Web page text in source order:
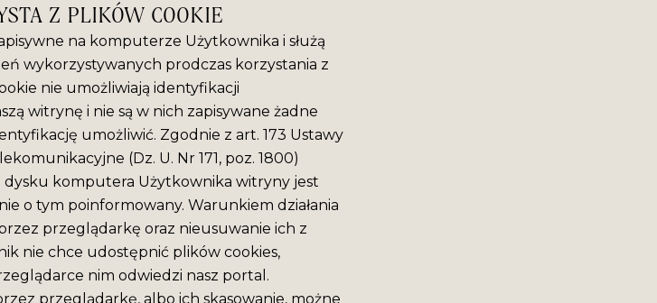
Z PLIKÓW COOKIE
na komputerze Użytkownika i służą
wykorzystywanych prodczas korzystania z
nie umożliwiają identyfikacji
witrynę i nie są w nich zapisywane żadne
umożliwić. Zgodnie z art. 173 Ustawy
(Dz. U. Nr 171, poz. 1800)
komputera Użytkownika witryny jest
o tym poinformowany. Warunkiem działania
przeglądarkę oraz nieusuwanie ich z
nie chce udostępnić plików cookies,
nim odwiedzi nasz portal.
przeglądarkę, albo ich skasowanie, możne